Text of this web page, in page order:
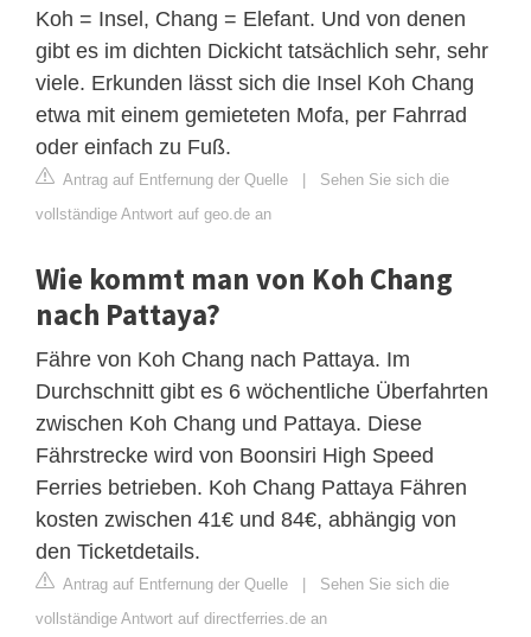
Koh = Insel, Chang = Elefant. Und von denen
gibt es im dichten Dickicht tatsächlich sehr, sehr
viele. Erkunden lässt sich die Insel Koh Chang
etwa mit einem gemieteten Mofa, per Fahrrad
oder einfach zu Fuß.
Antrag auf Entfernung der Quelle | Sehen Sie sich die
vollständige Antwort auf geo.de an
Wie kommt man von Koh Chang
nach Pattaya?
Fähre von Koh Chang nach Pattaya. Im
Durchschnitt gibt es 6 wöchentliche Überfahrten
zwischen Koh Chang und Pattaya. Diese
Fährstrecke wird von Boonsiri High Speed
Ferries betrieben. Koh Chang Pattaya Fähren
kosten zwischen 41€ und 84€, abhängig von
den Ticketdetails.
Antrag auf Entfernung der Quelle | Sehen Sie sich die
vollständige Antwort auf directferries.de an